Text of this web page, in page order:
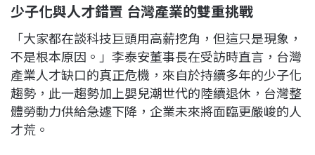
少子化與人才錯置 台灣產業的雙重挑戰
「大家都在談科技巨頭用高薪挖角，但這只是現象，
不是根本原因。」李泰安董事長在受訪時直言，台灣
產業人才缺口的真正危機，來自於持續多年的少子化
趨勢，此一趨勢加上嬰兒潮世代的陸續退休，台灣整
體勞動力供給急遽下降，企業未來將面臨更嚴峻的人
才荒。